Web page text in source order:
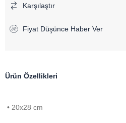
Karşılaştır
Fiyat Düşünce Haber Ver
Ürün Özellikleri
• 20x28 cm